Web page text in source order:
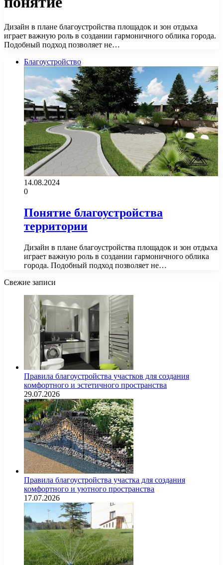
Дизайн в плане благоустройства площадок и зон отдыха
играет важную роль в создании гармоничного облика города.
Подобный подход позволяет не…
Благоустройство
14.08.2024
0
Понятие благоустройства
территории
Дизайн в плане благоустройства площадок и зон отдыха
играет важную роль в создании гармоничного облика
города. Подобный подход позволяет не…
Свежие записи
Правила благоустройства участков для создания
комфортного и эстетичного пространства
29.07.2026
Правила благоустройства участка для создания
комфортного и уютного пространства
17.07.2026